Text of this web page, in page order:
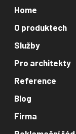
Home
O produktech
Služby
Pro architekty
Reference
Blog
Firma